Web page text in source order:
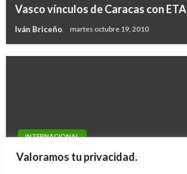
Valoramos tu privacidad.
Vasco vínculos de Caracas con ETA
Iván Briceño martes octubre 19, 2010
INTERNACIONAL
Estudiantes asesinados en México